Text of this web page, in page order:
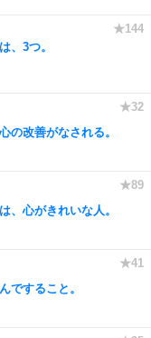
、3つ。
の改善がなされる。
、心がきれいな人。
ですること。